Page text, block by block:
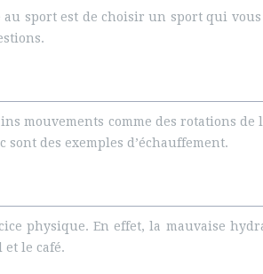
sport est de choisir un sport qui
mouvements comme des rotations
des exemples d’échauffement.
physique. En effet, la mauvaise
le café.